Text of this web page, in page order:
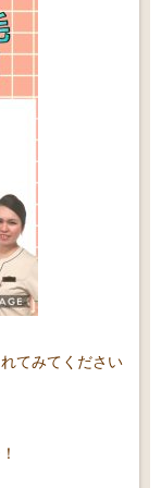
てみてください